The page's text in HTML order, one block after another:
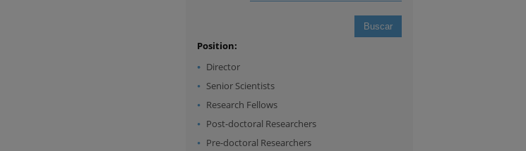
Position:
Director
Senior Scientists
Research Fellows
Post-doctoral Researchers
Pre-doctoral Researchers